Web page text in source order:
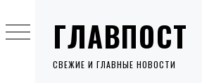
ГЛАВПОСТ
СВЕЖИЕ И ГЛАВНЫЕ НОВОСТИ
to
content